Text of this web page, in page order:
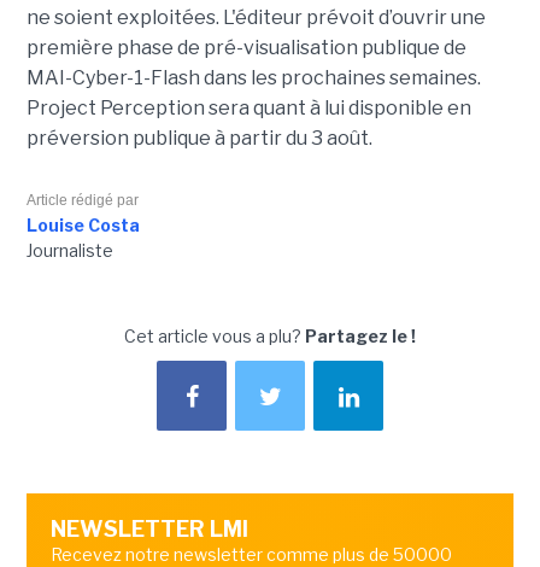
ne soient exploitées. L'éditeur prévoit d’ouvrir une
première phase de pré-visualisation publique de
MAI-Cyber-1-Flash dans les prochaines semaines.
Project Perception sera quant à lui disponible en
préversion publique à partir du 3 août.
Article rédigé par
Louise Costa
Journaliste
Cet article vous a plu? Partagez le !
NEWSLETTER LMI
Recevez notre newsletter comme plus de 50000